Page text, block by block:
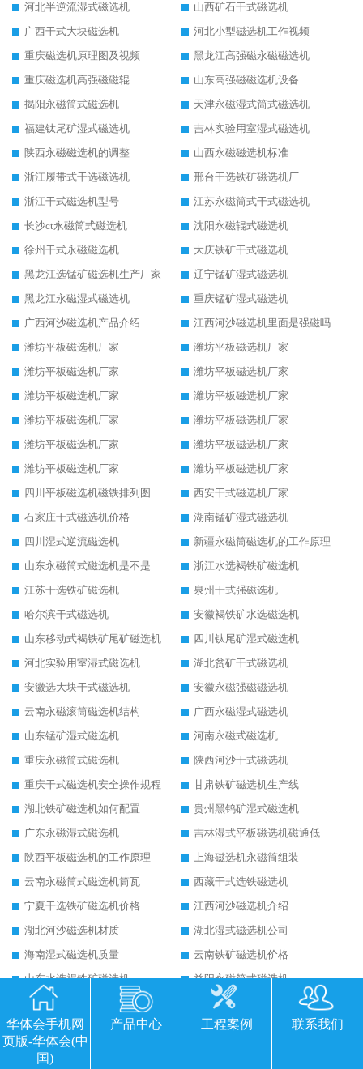
河北半逆流湿式磁选机
山西矿石干式磁选机
广西干式大块磁选机
河北小型磁选机工作视频
重庆磁选机原理图及视频
黑龙江高强磁永磁磁选机
重庆磁选机高强磁磁辊
山东高强磁磁选机设备
揭阳永磁筒式磁选机
天津永磁湿式筒式磁选机
福建钛尾矿湿式磁选机
吉林实验用室湿式磁选机
陕西永磁磁选机的调整
山西永磁磁选机标准
浙江履带式干选磁选机
邢台干选铁矿磁选机厂
浙江干式磁选机型号
江苏永磁筒式干式磁选机
长沙ct永磁筒式磁选机
沈阳永磁辊式磁选机
徐州干式永磁磁选机
大庆铁矿干式磁选机
黑龙江选锰矿磁选机生产厂家
辽宁锰矿湿式磁选机
黑龙江永磁湿式磁选机
重庆锰矿湿式磁选机
广西河沙磁选机产品介绍
江西河沙磁选机里面是强磁吗
潍坊平板磁选机厂家
潍坊平板磁选机厂家
潍坊平板磁选机厂家
潍坊平板磁选机厂家
潍坊平板磁选机厂家
潍坊平板磁选机厂家
潍坊平板磁选机厂家
潍坊平板磁选机厂家
潍坊平板磁选机厂家
潍坊平板磁选机厂家
潍坊平板磁选机厂家
潍坊平板磁选机厂家
四川平板磁选机磁铁排列图
西安干式磁选机厂家
石家庄干式磁选机价格
湖南锰矿湿式磁选机
四川湿式逆流磁选机
新疆永磁筒磁选机的工作原理
山东永磁筒式磁选机是不是强磁
浙江水选褐铁矿磁选机
江苏干选铁矿磁选机
泉州干式强磁选机
哈尔滨干式磁选机
安徽褐铁矿水选磁选机
山东移动式褐铁矿尾矿磁选机
四川钛尾矿湿式磁选机
河北实验用室湿式磁选机
湖北贫矿干式磁选机
安徽选大块干式磁选机
安徽永磁强磁磁选机
云南永磁滚筒磁选机结构
广西永磁湿式磁选机
山东锰矿湿式磁选机
河南永磁式磁选机
重庆永磁筒式磁选机
陕西河沙干式磁选机
重庆干式磁选机安全操作规程
甘肃铁矿磁选机生产线
湖北铁矿磁选机如何配置
贵州黑钨矿湿式磁选机
广东永磁湿式磁选机
吉林湿式平板磁选机磁通低
陕西平板磁选机的工作原理
上海磁选机永磁筒组装
云南永磁筒式磁选机筒瓦
西藏干式选铁磁选机
宁夏干选铁矿磁选机价格
江西河沙磁选机介绍
湖北河沙磁选机材质
湖北湿式磁选机公司
海南湿式磁选机质量
云南铁矿磁选机价格
山东水选褐铁矿磁选机
益阳永磁筒式磁选机
江西干式永磁带式磁选机
陕西干选专用磁选机
内蒙古干选黄硫铁矿磁选机
青海tyg干式永磁筒式磁选机
江苏永磁筒式磁选机
华体会手机网
页版-华体会(中
国)
产品中心 工程案例 联系我们